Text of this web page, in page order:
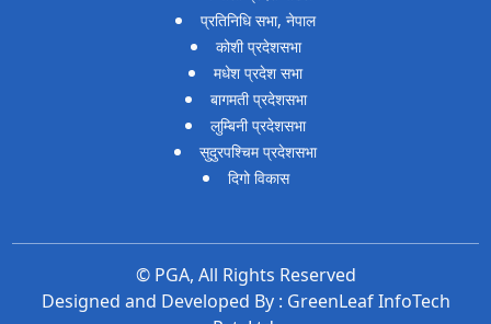
प्रतिनिधि सभा, नेपाल
कोशी प्रदेशसभा
मधेश प्रदेश सभा
बागमती प्रदेशसभा
लुम्बिनी प्रदेशसभा
सुदुरपश्चिम प्रदेशसभा
दिगो विकास
© PGA, All Rights Reserved
Designed and Developed By : GreenLeaf InfoTech